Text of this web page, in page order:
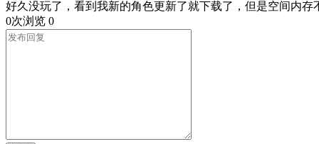
好久没玩了，看到我新的角色更新了就下载了，但是空间内存
0次浏览 0